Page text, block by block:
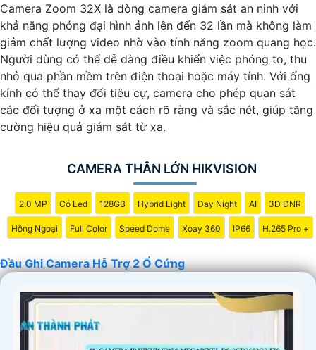
trợ 2 ổ cứng cho phép bạn mở rộng không gian lưu trữ mà
không cần lo lắng về việc ghi đè dữ liệu quan trọng.
Nếu bạn đang tìm kiếm một giải pháp giám sát an ninh
thông minh và tiện lợi, đầu ghi camera hỗ trợ 2 ổ cứng
công nghệ phù hợp sẽ là sự lựa chọn hoàn hảo cho nhu
cầu của bạn. Hãy đầu tư vào sản phẩm này để bảo vệ và
giám sát nhà ở, cửa hàng hoặc văn phòng của bạn một
cách chuyên nghiệp và hiệu quả nhất.
Camera Zoom 32X là dòng camera giám sát an ninh với
khả năng phóng đại hình ảnh lên đến 32 lần mà không làm
giảm chất lượng video nhờ vào tính năng zoom quang học.
Người dùng có thể dễ dàng điều khiển việc phóng to, thu
nhỏ qua phần mềm trên điện thoại hoặc máy tính. Với ống
kính có thể thay đổi tiêu cự, camera cho phép quan sát
các đối tượng ở xa một cách rõ ràng và sắc nét, giúp tăng
cường hiệu quả giám sát từ xa.
CAMERA THÂN LỚN HIKVISION
2.0 MP Có Led 128GB Hybrid Light Day Night AI 3D DNR
Hồng Ngoại Full Color Speed Dome Xoay 360 IP66 H.265 Pro +
Đầu Ghi Camera Hỗ Trợ 2 Ổ Cứng